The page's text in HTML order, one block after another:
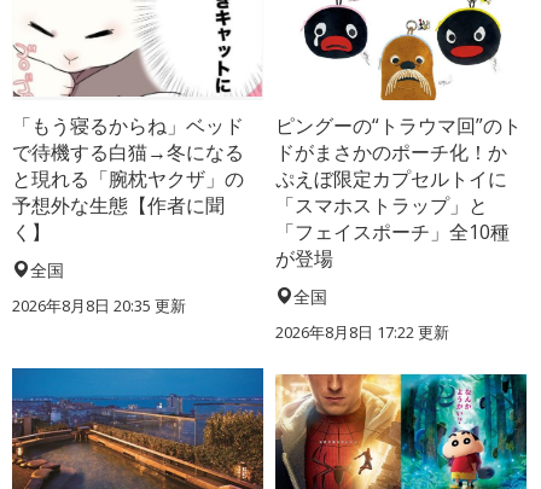
「もう寝るからね」ベッド
で待機する白猫→冬になる
と現れる「腕枕ヤクザ」の
予想外な生態【作者に聞
く】
全国
2026年8月8日 20:35 更新
ピングーの“トラウマ回”のト
ドがまさかのポーチ化！か
ぷえぼ限定カプセルトイに
「スマホストラップ」と
「フェイスポーチ」全10種
が登場
全国
2026年8月8日 17:22更新